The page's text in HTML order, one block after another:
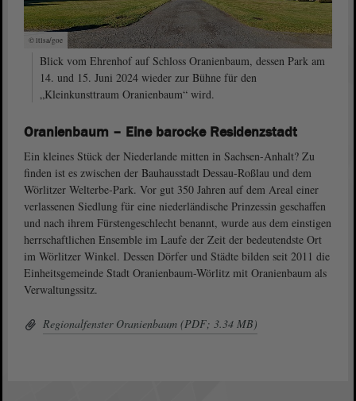
© ltlsa/goe
Blick vom Ehrenhof auf Schloss Oranienbaum, dessen Park am
14. und 15. Juni 2024 wieder zur Bühne für den
„Kleinkunsttraum Oranienbaum“ wird.
Oranienbaum – Eine barocke Residenzstadt
Ein kleines Stück der Niederlande mitten in Sachsen-Anhalt? Zu
finden ist es zwischen der Bauhausstadt Dessau-Roßlau und dem
Wörlitzer Welterbe-Park. Vor gut 350 Jahren auf dem Areal einer
verlassenen Siedlung für eine niederländische Prinzessin geschaffen
und nach ihrem Fürstengeschlecht benannt, wurde aus dem einstigen
herrschaftlichen Ensemble im Laufe der Zeit der bedeutendste Ort
im Wörlitzer Winkel. Dessen Dörfer und Städte bilden seit 2011 die
Einheitsgemeinde Stadt Oranienbaum-Wörlitz mit Oranienbaum als
Verwaltungssitz.
Regionalfenster Oranienbaum (PDF; 3.34 MB)